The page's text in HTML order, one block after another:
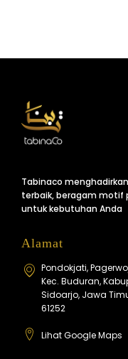
Tabinaco
terbaik, beragam motif
untuk kebutuhan Anda
Alamat
Pondokjati,
Kec. Buduran,
Sidoarjo, Jawa
61252
Lihat Google Maps